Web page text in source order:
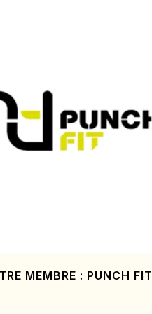
MEMBRE : PUNCH FIT